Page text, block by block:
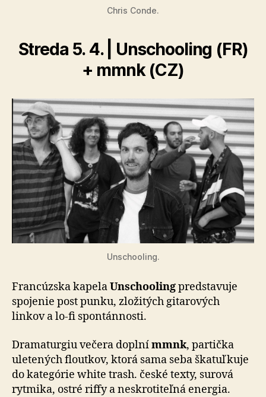
Chris Conde.
Streda 5. 4. | Unschooling (FR)
+ mmnk (CZ)
Unschooling.
Francúzska kapelaUnschoolingpredstavuje
spojenie post punku, zložitých gitarových
linkov a lo-fi spontánnosti.
Dramaturgiu večera doplnímmnk, partička
uletených floutkov, ktorá sama seba škatuľkuje
do kategórie white trash. české texty, surová
rytmika, ostré riffy a neskrotiteľná energia.